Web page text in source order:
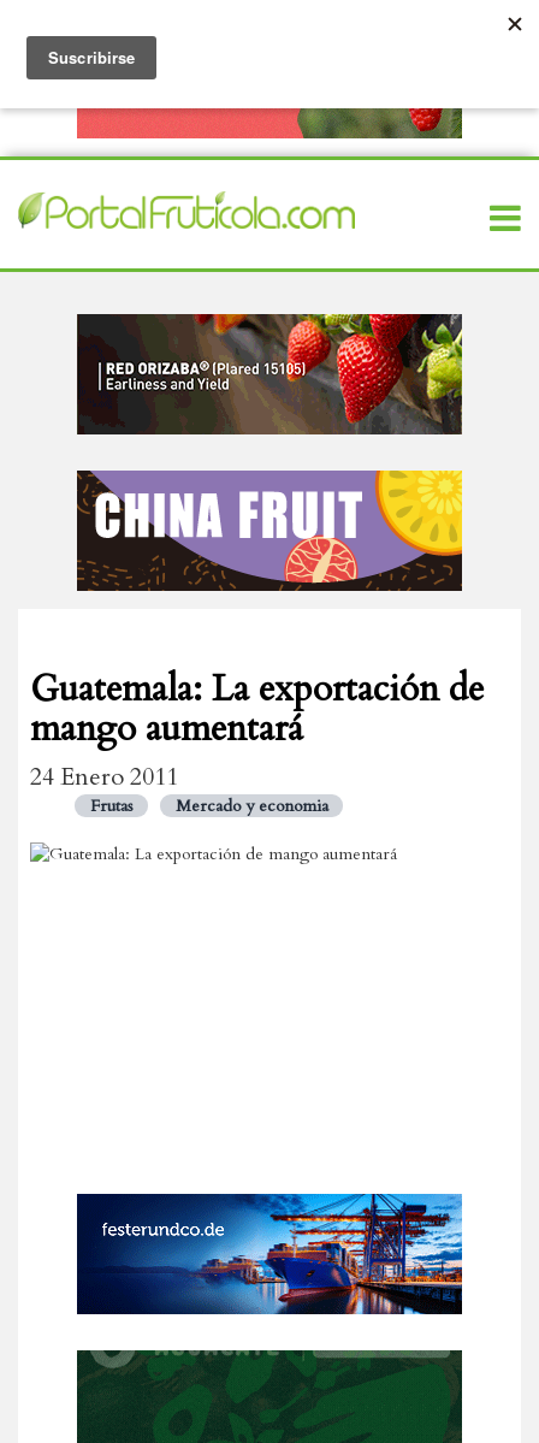
Guatemala: La exportación de
mango aumentará
24 Enero 2011
Frutas Mercado y economia